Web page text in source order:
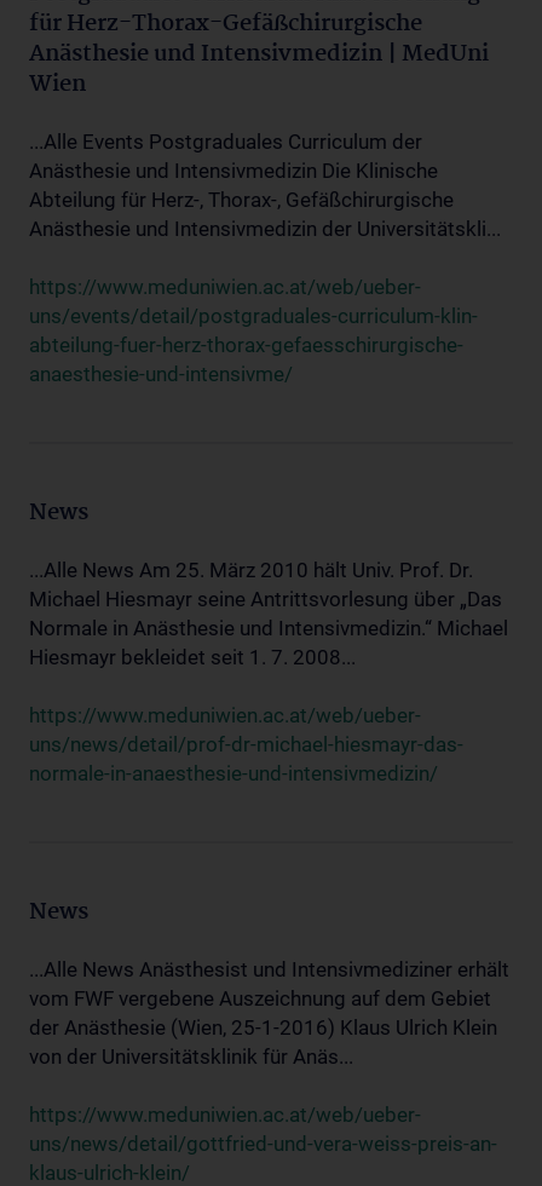
für Herz-Thorax-Gefäßchirurgische
Anästhesie und Intensivmedizin | MedUni
Wien
...Alle Events Postgraduales Curriculum der
Anästhesie und Intensivmedizin Die Klinische
Abteilung für Herz-, Thorax-, Gefäßchirurgische
Anästhesie und Intensivmedizin der Universitätskli...
https://www.meduniwien.ac.at/web/ueber-
uns/events/detail/postgraduales-curriculum-klin-
abteilung-fuer-herz-thorax-gefaesschirurgische-
anaesthesie-und-intensivme/
News
...Alle News Am 25. März 2010 hält Univ. Prof. Dr.
Michael Hiesmayr seine Antrittsvorlesung über „Das
Normale in Anästhesie und Intensivmedizin.“ Michael
Hiesmayr bekleidet seit 1. 7. 2008...
https://www.meduniwien.ac.at/web/ueber-
uns/news/detail/prof-dr-michael-hiesmayr-das-
normale-in-anaesthesie-und-intensivmedizin/
News
...Alle News Anästhesist und Intensivmediziner erhält
vom FWF vergebene Auszeichnung auf dem Gebiet
der Anästhesie (Wien, 25-1-2016) Klaus Ulrich Klein
von der Universitätsklinik für Anäs...
https://www.meduniwien.ac.at/web/ueber-
uns/news/detail/gottfried-und-vera-weiss-preis-an-
klaus-ulrich-klein/